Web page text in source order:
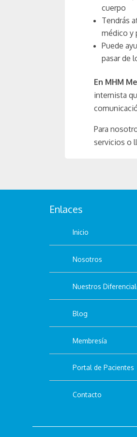
cuerpo
Tendrás
médico y
Puede
pasar de
En MHM
internista
Para
servicios o
Enlaces
Inicio
Nosotros
Nuestros
Blog
Membresía
Portal de Pacientes
Contacto